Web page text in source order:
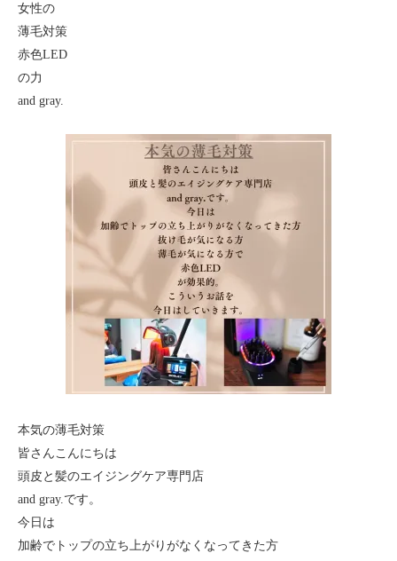
女性の
薄毛対策
赤色LED
の力
and gray.
本気の薄毛対策
皆さんこんにちは
頭皮と髪のエイジングケア専門店
and gray.です。
今日は
加齢でトップの立ち上がりがなくなってきた方